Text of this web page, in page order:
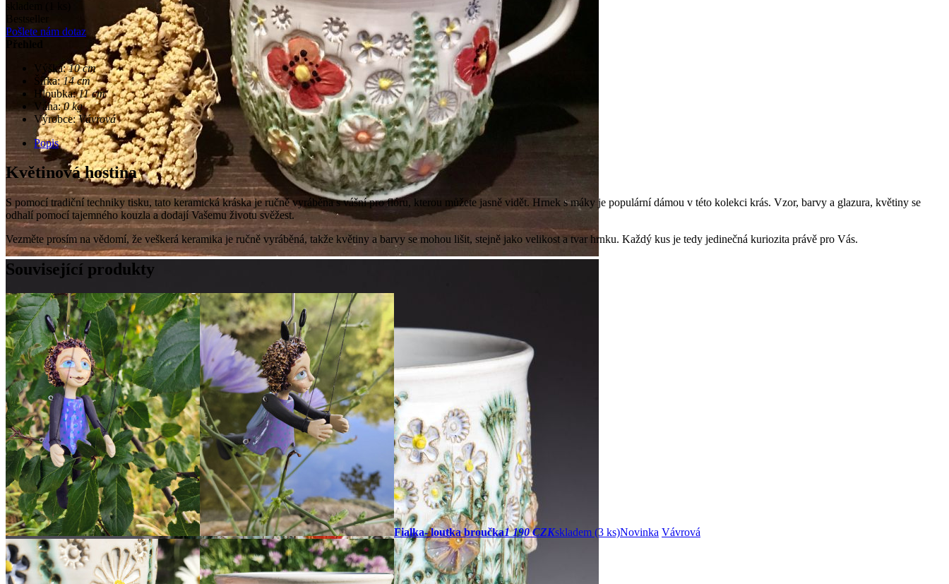
Bestseller
Pošlete nám dotaz
Přehled
Výška:10 cm
Šířka:14 cm
Hloubka:11 cm
Váha: 0 kg
Výrobce: Vávrová
Popis
Květinová hostina
S pomocí tradiční techniky tisku, tato keramická kráska je ručně vyráběna s vášní pro flóru, kterou můžete jasně vidět. Hrnek s máky je populární dámou v této kolekci krás. Vzor, barvy a glazura, květiny se
odhalí pomocí tajemného kouzla a dodají Vašemu životu svěžest.
Vezměte prosím na vědomí, že veškerá keramika je ručně vyráběná, takže květiny a barvy se mohou lišit, stejně jako velikost a tvar hrnku. Každý kus je tedy jedinečná kuriozita právě pro Vás.
Související produkty
Fialka- loutka broučka1 190 CZKskladem (3 ks)Novinka Vávrová